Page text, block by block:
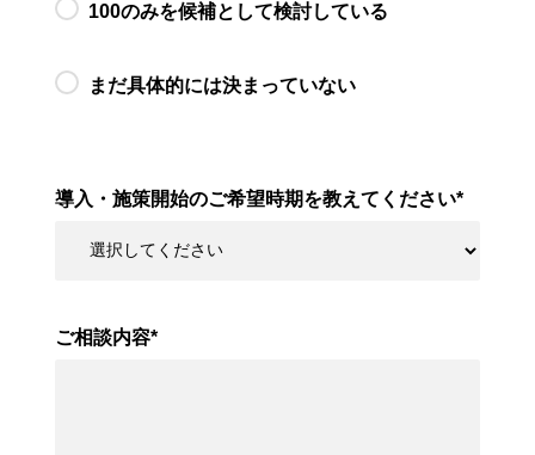
100のみを候補として検討している
まだ具体的には決まっていない
導入・施策開始のご希望時期を教えてください*
ご相談内容*